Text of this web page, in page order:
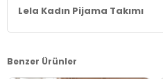
Lela Kadın Pijama Takımı
Benzer Ürünler